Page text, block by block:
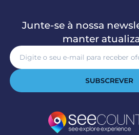
Junte-se à nossa
manter
SUBSCREVER